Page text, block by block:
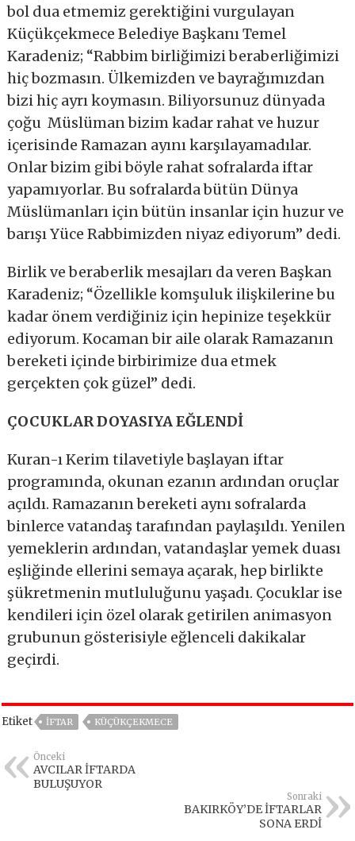
bol dua etmemiz gerektiğini vurgulayan
Küçükçekmece Belediye Başkanı Temel
Karadeniz; “Rabbim birliğimizi beraberliğimizi
hiç bozmasın. Ülkemizden ve bayrağımızdan
bizi hiç ayrı koymasın. Biliyorsunuz dünyada
çoğu Müslüman bizim kadar rahat ve huzur
içerisinde Ramazan ayını karşılayamadılar.
Onlar bizim gibi böyle rahat sofralarda iftar
yapamıyorlar. Bu sofralarda bütün Dünya
Müslümanları için bütün insanlar için huzur ve
barışı Yüce Rabbimizden niyaz ediyorum” dedi.
Birlik ve beraberlik mesajları da veren Başkan
Karadeniz; “Özellikle komşuluk ilişkilerine bu
kadar önem verdiğiniz için hepinize teşekkür
ediyorum. Kocaman bir aile olarak Ramazanın
bereketi içinde birbirimize dua etmek
gerçekten çok güzel” dedi.
ÇOCUKLAR DOYASIYA EĞLENDİ
Kuran-ı Kerim tilavetiyle başlayan iftar
programında, okunan ezanın ardından oruçlar
açıldı. Ramazanın bereketi aynı sofralarda
binlerce vatandaş tarafından paylaşıldı. Yenilen
yemeklerin ardından, vatandaşlar yemek duası
eşliğinde ellerini semaya açarak, hep birlikte
şükretmenin mutluluğunu yaşadı. Çocuklar ise
kendileri için özel olarak getirilen animasyon
grubunun gösterisiyle eğlenceli dakikalar
geçirdi.
Etiket IFTAR KÜÇÜKÇEKMECE
Önceki
AVCILAR İFTARDA
BULUŞUYOR
Sonraki
BAKIRKÖY’DE İFTARLAR
SONA ERDİ